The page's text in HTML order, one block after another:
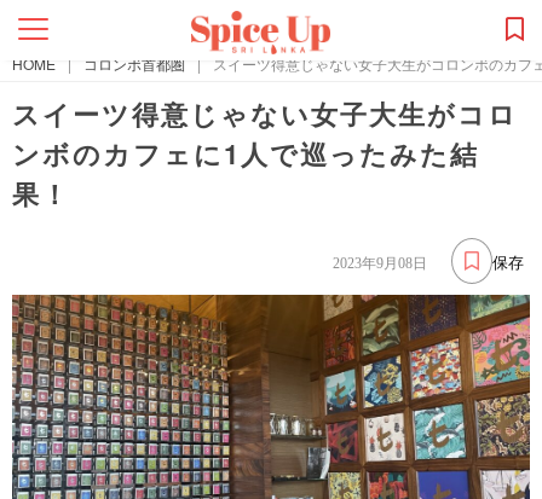
HOME | コロンボ首都圏 | スイーツ得意じゃない女子大生がコロンボのカフ
スイーツ得意じゃない女子大生がコロ
ンボのカフェに1人で巡ったみた結
果！
保存
2023年9月08日